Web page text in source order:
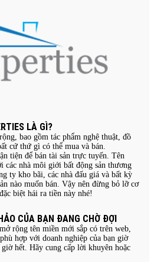
LÀ GÌ?
bao gồm tác phẩm nghệ thuật, đồ
cứ thứ gì có thể mua và bán.
tiện để bán tài sản trực tuyến. Tên
các nhà môi giới bất động sản thương
ty kho bãi, các nhà đấu giá và bất kỳ
nào muốn bán. Vậy nên đừng bỏ lỡ cơ
biệt hái ra tiền này nhé!
CỦA BẠN ĐANG CHỜ ĐỢI
rộng tên miền mới sắp có trên web,
hợp với doanh nghiệp của bạn giờ
giờ hết. Hãy cung cấp lời khuyên hoặc